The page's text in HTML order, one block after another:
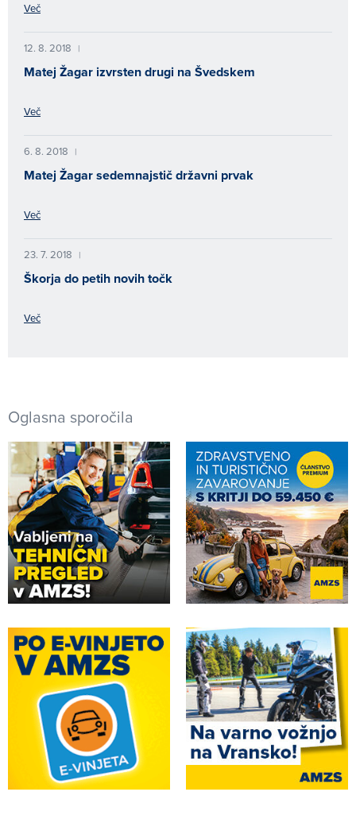
Več
12. 8. 2018 |
Matej Žagar izvrsten drugi na Švedskem
Več
6. 8. 2018 |
Matej Žagar sedemnajstič državni prvak
Več
23. 7. 2018 |
Škorja do petih novih točk
Več
Oglasna sporočila